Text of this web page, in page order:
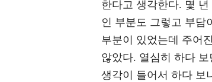
한다고 생각한다. 몇
인 부분도 그렇고 부담
부분이 있었는데 주어
않았다. 열심히 하다
생각이 들어서 하다 보